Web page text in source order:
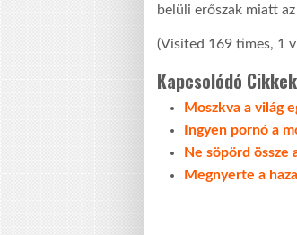
belüli erőszak miatt
(Visited 169 times, 1
Kapcsolódó Cikkek
Moszkva a világ
Ingyen pornó a
Ne söpörd össze
Megnyerte a